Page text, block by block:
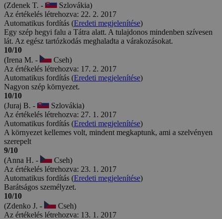
(Zdenek T. -
Szlovákia)
Az értékelés létrehozva: 22. 2. 2017
Automatikus fordítás (Eredeti megjelenítése)
Egy szép hegyi falu a Tátra alatt. A tulajdonos mindenben szívesen
lát. Az egész tartózkodás meghaladta a várakozásokat.
10/10
(Irena M. -
Cseh)
Az értékelés létrehozva: 17. 2. 2017
Automatikus fordítás (Eredeti megjelenítése)
Nagyon szép környezet.
10/10
(Juraj B. -
Szlovákia)
Az értékelés létrehozva: 27. 1. 2017
Automatikus fordítás (Eredeti megjelenítése)
A környezet kellemes volt, mindent megkaptunk, ami a szelvényen
szerepelt
9/10
(Anna H. -
Cseh)
Az értékelés létrehozva: 23. 1. 2017
Automatikus fordítás (Eredeti megjelenítése)
Barátságos személyzet.
10/10
(Zdenko J. -
Cseh)
Az értékelés létrehozva: 13. 1. 2017